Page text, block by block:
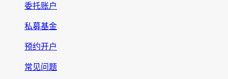
委托账户
私募基金
预约开户
常见问题